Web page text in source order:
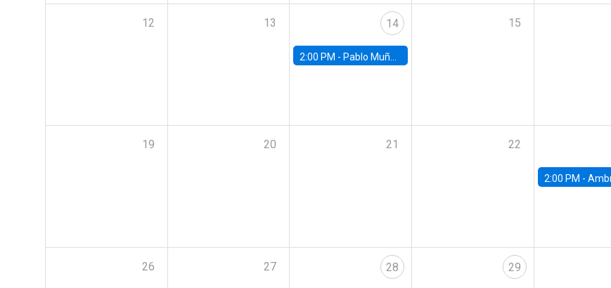
12 13 14
2:00 PM - Pablo Muñoz, Universidad de Chile
15
19 20 21 22
2:00 PM - Ambrogio Cesa-
26 27 28 29